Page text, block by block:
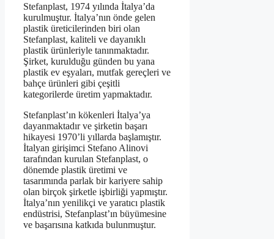
Stefanplast, 1974 yılında İtalya’da
kurulmuştur. İtalya’nın önde gelen
plastik üreticilerinden biri olan
Stefanplast, kaliteli ve dayanıklı
plastik ürünleriyle tanınmaktadır.
Şirket, kurulduğu günden bu yana
plastik ev eşyaları, mutfak gereçleri ve
bahçe ürünleri gibi çeşitli
kategorilerde üretim yapmaktadır.
Stefanplast’ın kökenleri İtalya’ya
dayanmaktadır ve şirketin başarı
hikayesi 1970’li yıllarda başlamıştır.
İtalyan girişimci Stefano Alinovi
tarafından kurulan Stefanplast, o
dönemde plastik üretimi ve
tasarımında parlak bir kariyere sahip
olan birçok şirketle işbirliği yapmıştır.
İtalya’nın yenilikçi ve yaratıcı plastik
endüstrisi, Stefanplast’ın büyümesine
ve başarısına katkıda bulunmuştur.